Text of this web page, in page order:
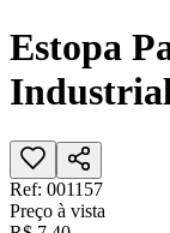
Estopa
Ref: 001157
Preço à vista